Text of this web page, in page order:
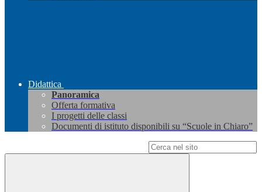
Didattica
Panoramica
Offerta formativa
I progetti delle classi
Documenti di istituto disponibili su “Scuole in Chiaro”